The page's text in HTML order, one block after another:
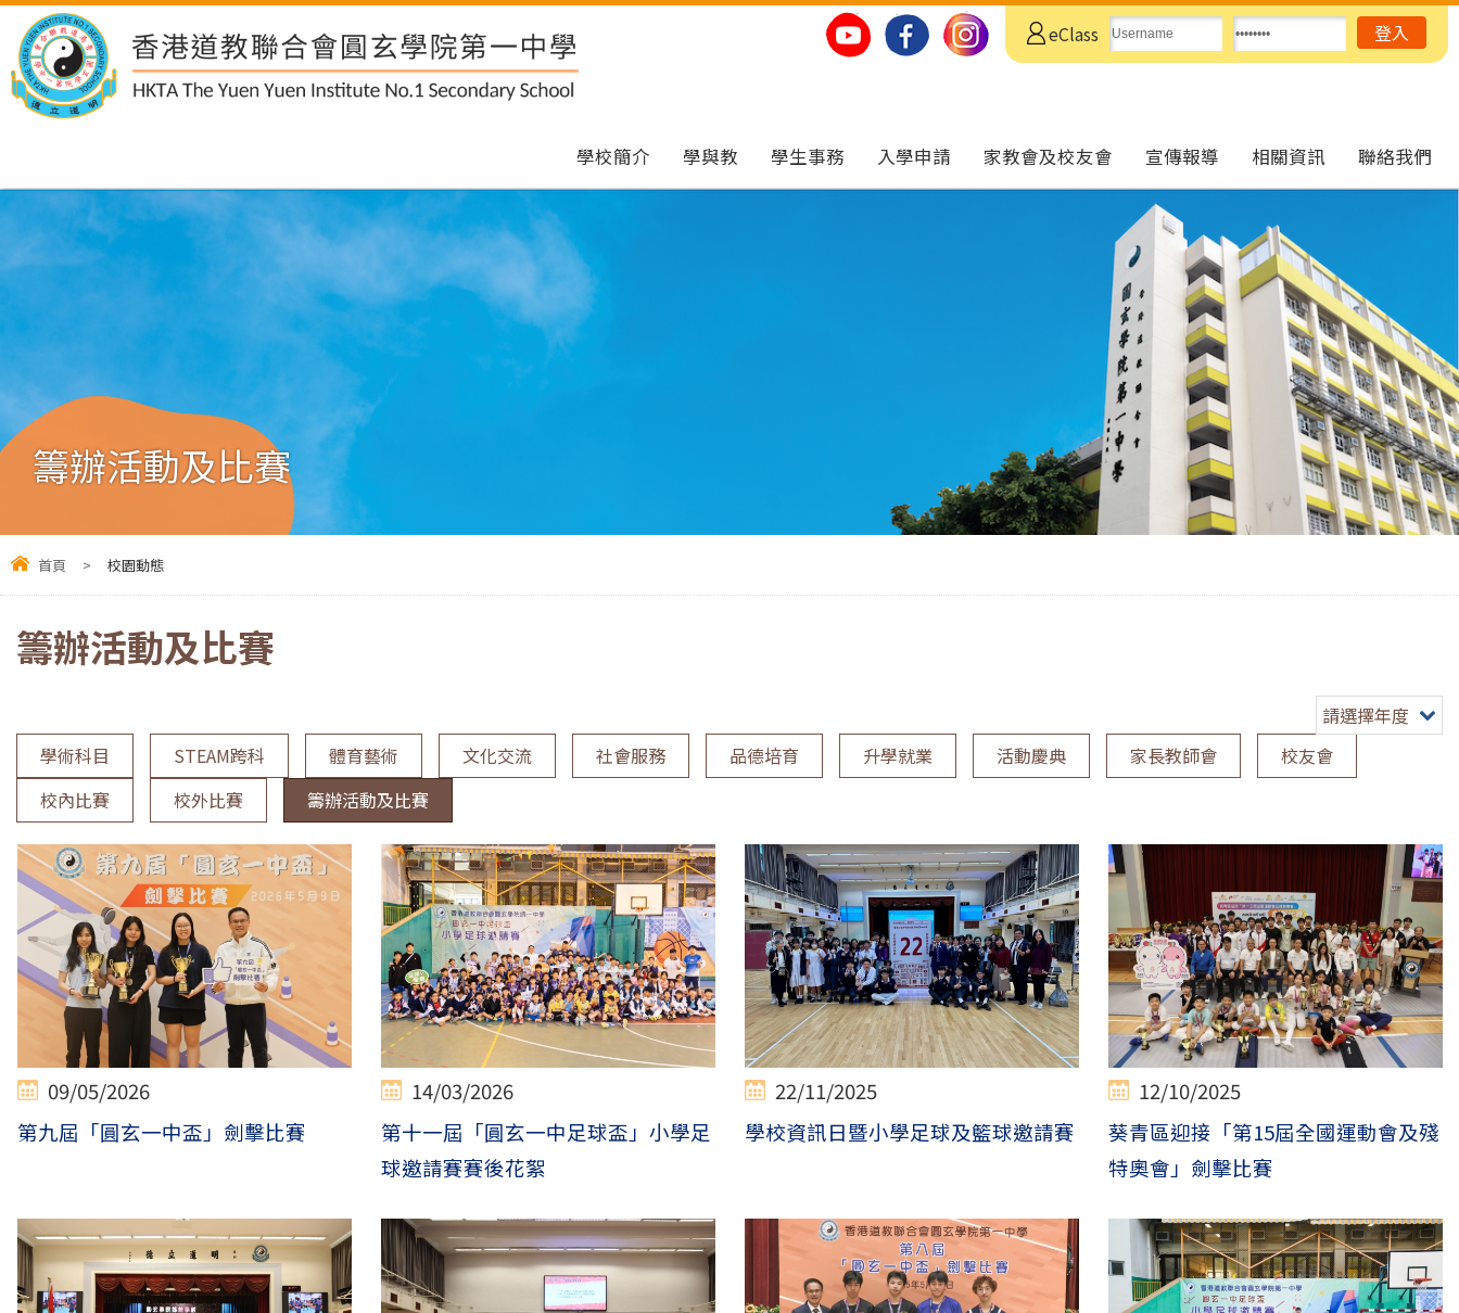
eClass
學校簡介 學與教 學生事務 入學申請 家教會及校友會 宣傳報導 相關資訊 聯絡我們
籌辦活動及比賽
首頁 > 校園動態
籌辦活動及比賽
請選擇年度
學術科目
STEAM跨科 體育藝術 文化交流 社會服務 品德培育 升學就業 活動慶典 家長教師會
校友會
校內比賽
校外比賽 籌辦活動及比賽
09/05/2026
第九屆「圓玄一中盃」劍擊比賽
14/03/2026
第十一屆「圓玄一中足球盃」小學足
球邀請賽賽後花絮
22/11/2025
學校資訊日暨小學足球及籃球邀請賽
12/10/2025
葵青區迎接「第15屆全國運動會及殘
特奧會」劍擊比賽